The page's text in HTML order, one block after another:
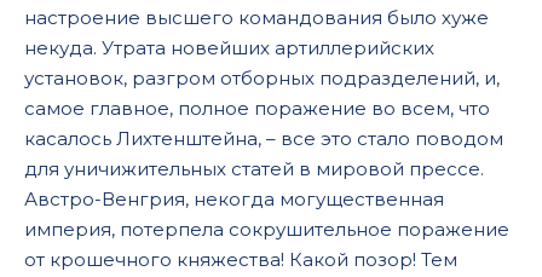
настроение высшего командования было хуже
некуда. Утрата новейших артиллерийских
установок, разгром отборных подразделений, и,
самое главное, полное поражение во всем, что
касалось Лихтенштейна, – все это стало поводом
для уничижительных статей в мировой прессе.
Австро-Венгрия, некогда могущественная
империя, потерпела сокрушительное поражение
от крошечного княжества! Какой позор! Тем